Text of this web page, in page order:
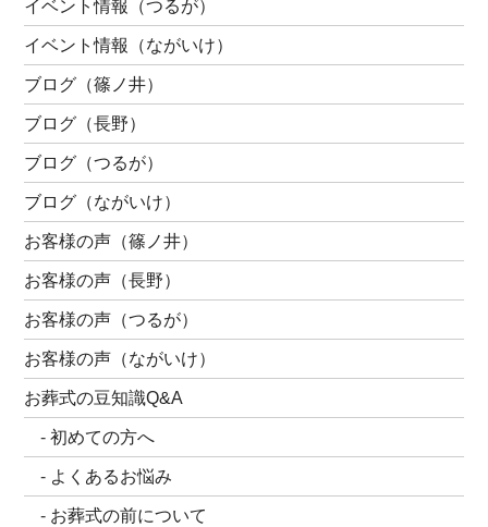
イベント情報（つるが）
イベント情報（ながいけ）
ブログ（篠ノ井）
ブログ（長野）
ブログ（つるが）
ブログ（ながいけ）
お客様の声（篠ノ井）
お客様の声（長野）
お客様の声（つるが）
お客様の声（ながいけ）
お葬式の豆知識Q&A
初めての方へ
よくあるお悩み
お葬式の前について